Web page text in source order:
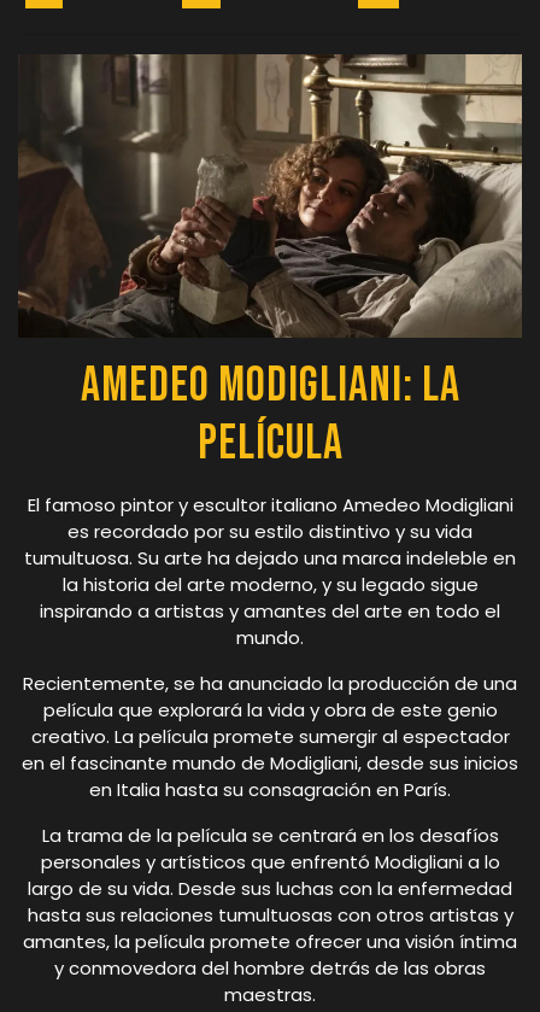
Amedeo Modigliani: La
Película
El famoso pintor y escultor italiano Amedeo Modigliani
es recordado por su estilo distintivo y su vida
tumultuosa. Su arte ha dejado una marca indeleble en
la historia del arte moderno, y su legado sigue
inspirando a artistas y amantes del arte en todo el
mundo.
Recientemente, se ha anunciado la producción de una
película que explorará la vida y obra de este genio
creativo. La película promete sumergir al espectador
en el fascinante mundo de Modigliani, desde sus inicios
en Italia hasta su consagración en París.
La trama de la película se centrará en los desafíos
personales y artísticos que enfrentó Modigliani a lo
largo de su vida. Desde sus luchas con la enfermedad
hasta sus relaciones tumultuosas con otros artistas y
amantes, la película promete ofrecer una visión íntima
y conmovedora del hombre detrás de las obras
maestras.